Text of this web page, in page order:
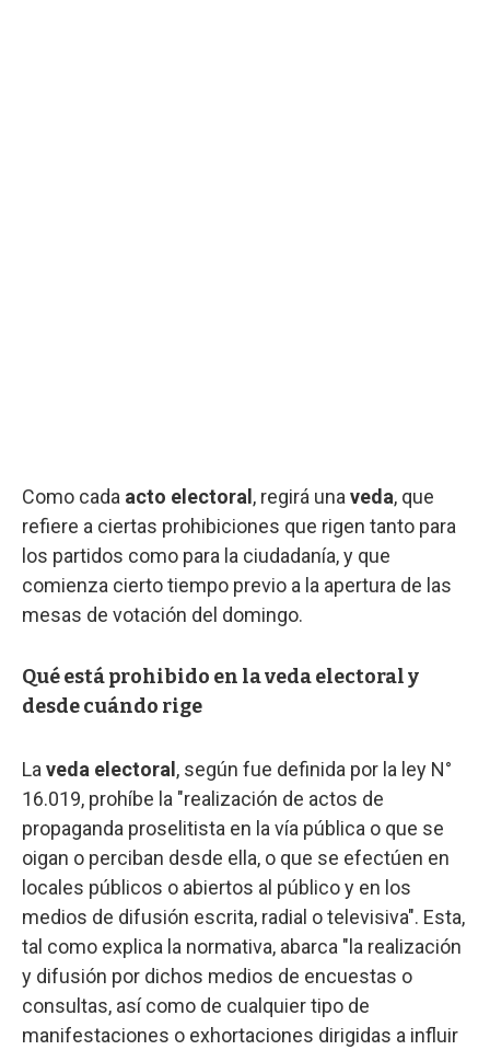
Como cada acto electoral , regirá una veda, que
refiere a ciertas prohibiciones que rigen tanto para
los partidos como para la ciudadanía, y que
comienza cierto tiempo previo a la apertura de las
mesas de votación del domingo.
Qué está prohibido en la veda electoral y
desde cuándo rige
La veda electoral , según fue definida por la ley N°
16.019, prohíbe la "realización de actos de
propaganda proselitista en la vía pública o que se
oigan o perciban desde ella, o que se efectúen en
locales públicos o abiertos al público y en los
medios de difusión escrita, radial o televisiva". Esta,
tal como explica la normativa, abarca "la realización
y difusión por dichos medios de encuestas o
consultas, así como de cualquier tipo de
manifestaciones o exhortaciones dirigidas a influir